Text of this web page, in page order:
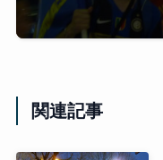
関連記事